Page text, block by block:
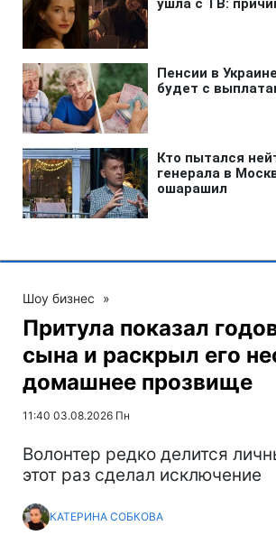
Шоу бизнес »
Притула показал
сына и раскрыл его
домашнее прозвище
11:40 03.08.2026 Пн
Волонтер редко делится
этот раз сделал исключение
КАТЕРИНА СОБКОВА